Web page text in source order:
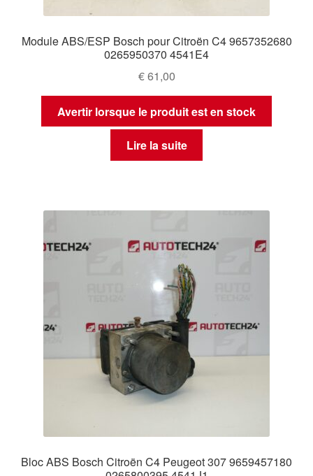
Module ABS/ESP Bosch pour Citroën C4 9657352680
0265950370 4541E4
€61,00
Avertir lorsque le produit est en stock
Lire la suite
Bloc ABS Bosch Citroën C4 Peugeot 307 9659457180